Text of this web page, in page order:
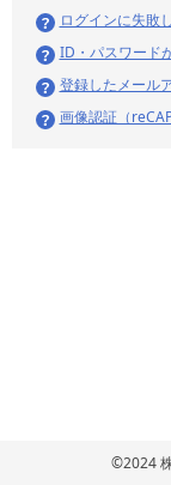
ログインに失敗
ID・パスワード
登録したメール
画像認証（
©2024